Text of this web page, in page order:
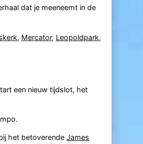
dat je meeneemt in de
, Mercator, Leopoldpark,
een nieuw tijdslot, het
het betoverendeJames